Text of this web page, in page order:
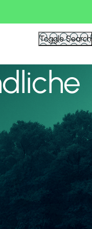
Toggle Search